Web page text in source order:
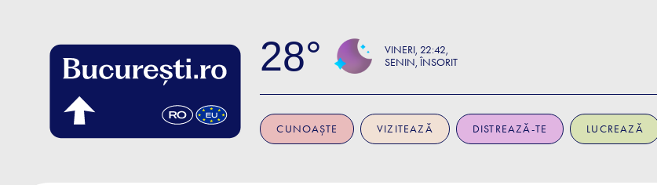
28 VINERI 22:42
SENIN, ÎNSORIT
CUNOAȘTE VIZITEAZĂ DISTREAZĂ-TE LUCREAZĂ